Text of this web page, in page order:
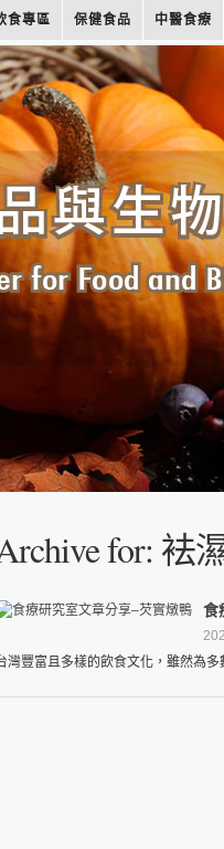
食專區 保健食品 中醫食療
for: 袪
食
灣豐富且多樣的飲食文化，雖然為